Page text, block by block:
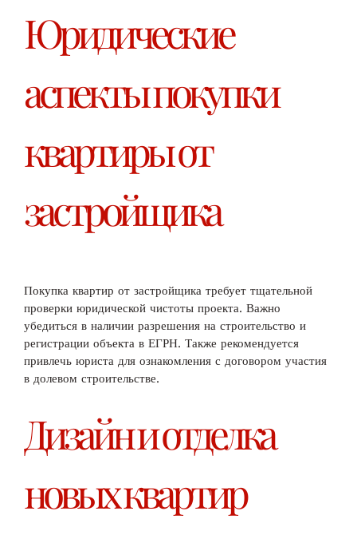
Юридические
аспекты покупки
квартиры от
застройщика
Покупка квартир от застройщика требует тщательной
проверки юридической чистоты проекта. Важно
убедиться в наличии разрешения на строительство и
регистрации объекта в ЕГРН. Также рекомендуется
привлечь юриста для ознакомления с договором участия
в долевом строительстве.
Дизайн и отделка
новых квартир